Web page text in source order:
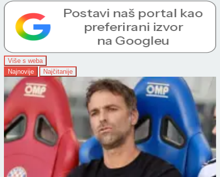
Više s weba
Najnovije
Najčitanije